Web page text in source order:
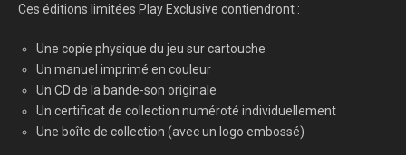
Ces éditions limitées Play Exclusive contiendront :
Une copie physique du jeu sur cartouche
Un manuel imprimé en couleur
Un CD de la bande-son originale
Un certificat de collection numéroté individuellement
Une boîte de collection (avec un logo embossé)